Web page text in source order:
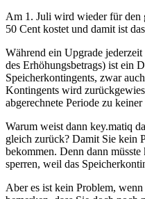
Am 1. Juli wird wieder für den
50 Cent kostet und damit ist
Während ein Upgrade
des Er­hö­hungs­be­trags) ist ein
Speicherkontingents, zwar
Kontingents wird
abgerechnete Periode zu
Warum weist dann key.matiq
gleich zurück? Damit Sie kein
bekommen. Denn dann
sperren, weil das
Aber es ist kein Problem,